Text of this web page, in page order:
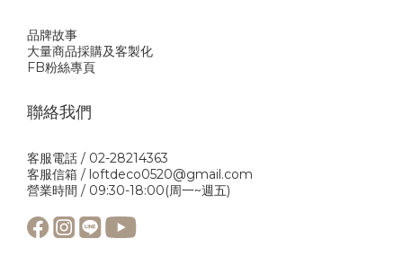
品牌故事
大量商品採購及客製化
FB粉絲專頁
聯絡我們
客服電話 / 02-28214363
客服信箱 / loftdeco0520@gmail.com
營業時間 / 09:30-18:00(周一~週五)